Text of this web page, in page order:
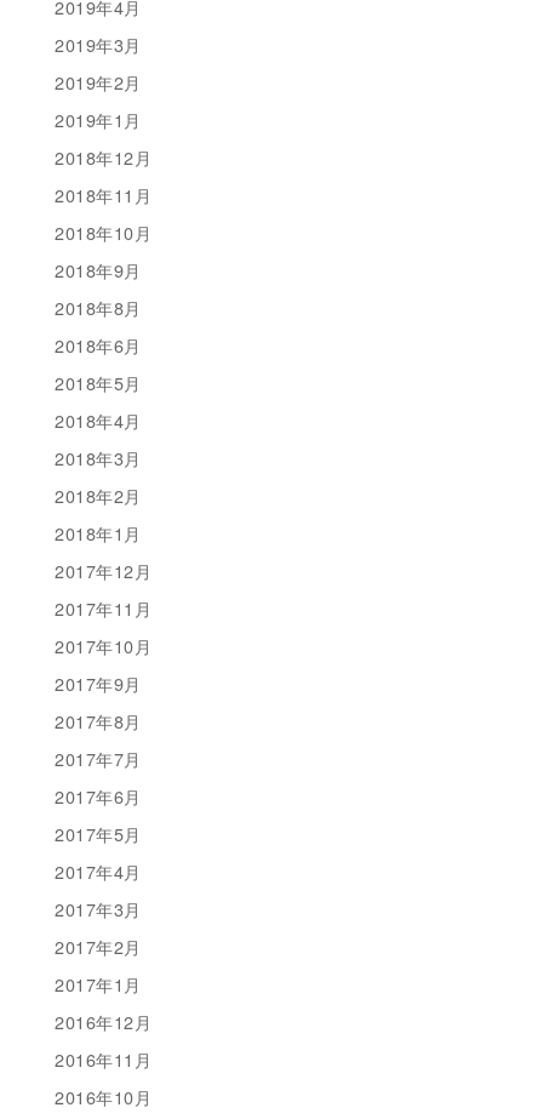
2019年4月
2019年3月
2019年2月
2019年1月
2018年12月
2018年11月
2018年10月
2018年9月
2018年8月
2018年6月
2018年5月
2018年4月
2018年3月
2018年2月
2018年1月
2017年12月
2017年11月
2017年10月
2017年9月
2017年8月
2017年7月
2017年6月
2017年5月
2017年4月
2017年3月
2017年2月
2017年1月
2016年12月
2016年11月
2016年10月